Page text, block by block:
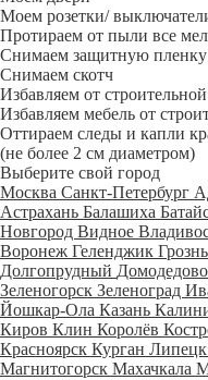
Моем розетки/
Протираем от пыли все
Снимаем защитную
Снимаем скотч
Избавляем от
Избавляем мебель от
Оттираем следы и капли
(не более 2 см диаметром)
Выберите свой город
Москва Санкт-Петербург
Астрахань Балашиха
Новгород Видное
Воронеж Геленджик
Долгопрудный Домодедово
Зеленогорск Зеленоград
Йошкар-Ола Казань
Киров Клин Королёв
Красноярск Курган Липецк
Магнитогорск Махачкала